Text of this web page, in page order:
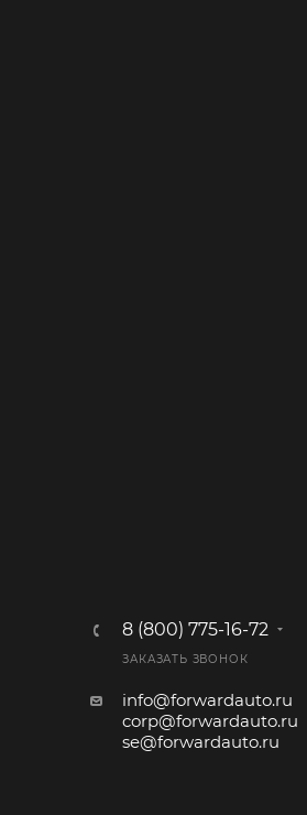
8 (800) 775-16-72
ЗАКАЗАТЬ ЗВОНОК
info@forwardauto.ru
corp@forwardauto.ru
se@forwardauto.ru